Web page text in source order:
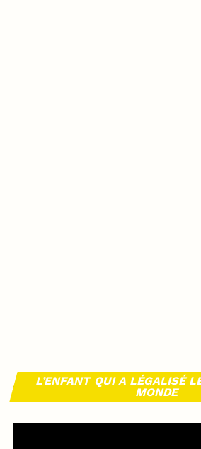
L’ENFANT QUI A LÉGALISÉ
MONDE